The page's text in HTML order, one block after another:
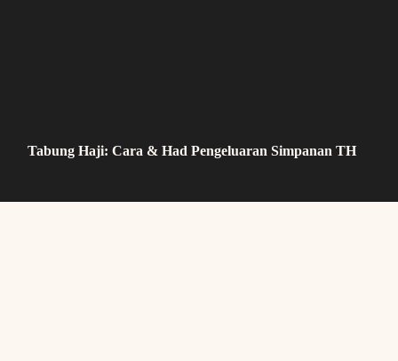
Tabung Haji: Cara & Had Pengeluaran Simpanan TH